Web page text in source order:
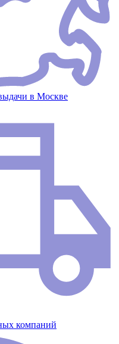
в Москве
компаний